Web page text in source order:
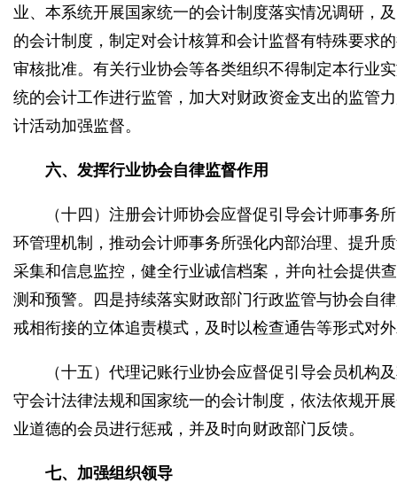
业、本系统开展国家统一的会计制度落实情况调研，
的会计制度，制定对会计核算和会计监督有特殊要求
审核批准。有关行业协会等各类组织不得制定本行业
统的会计工作进行监管，加大对财政资金支出的监管
计活动加强监督。
六、发挥行业协会自律监督作用
（十四）注册会计师协会应督促引导会计师事
环管理机制，推动会计师事务所强化内部治理、提升
采集和信息监控，健全行业诚信档案，并向社会提供
测和预警。四是持续落实财政部门行政监管与协会自
戒相衔接的立体追责模式，及时以检查通告等形式对
（十五）代理记账行业协会应督促引导会员机
守会计法律法规和国家统一的会计制度，依法依规开
业道德的会员进行惩戒，并及时向财政部门反馈。
七、加强组织领导